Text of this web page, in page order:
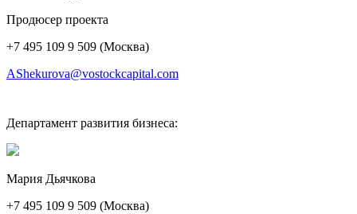
Продюсер проекта
+7 495 109 9 509 (Москва)
AShekurova@vostockcapital.com
Департамент развития бизнеса:
Мария Дьячкова
+7 495 109 9 509 (Москва)